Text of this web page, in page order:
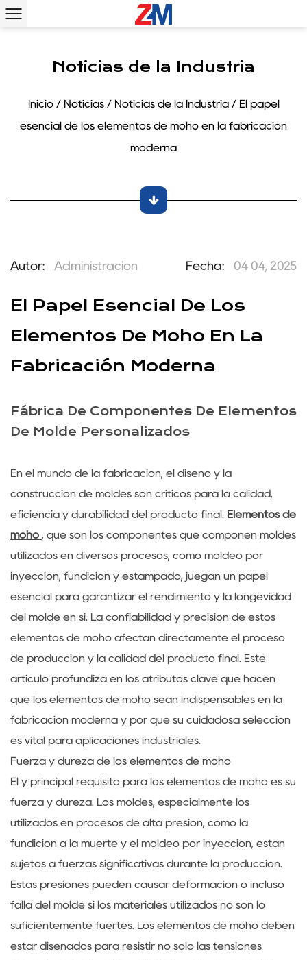
Noticias de la Industria
Inicio/ Noticias/ Noticias de la Industria/ El papel
esencial de los elementos de moho en la fabricación
moderna
Autor: Administración Fecha: 04 04, 2025
El Papel Esencial De Los
Elementos De Moho En La
Fabricación Moderna
Fábrica De Componentes De Elementos
De Molde Personalizados
En el mundo de la fabricación, el diseño y la
construcción de moldes son críticos para la calidad,
eficiencia y durabilidad del producto final. Elementos de
moho , que son los componentes que componen moldes
utilizados en diversos procesos, como moldeo por
inyección, fundición y estampado, juegan un papel
esencial para garantizar el rendimiento y la longevidad
del molde en sí. La confiabilidad y precisión de estos
elementos de moho afectan directamente el proceso
de producción y la calidad del producto final. Este
artículo profundiza en los atributos clave que hacen
que los elementos de moho sean indispensables en la
fabricación moderna y por qué su cuidadosa selección
es vital para aplicaciones industriales.
Fuerza y ​​dureza de los elementos de moho
El y principal requisito para los elementos de moho es su
fuerza y ​​dureza. Los moldes, especialmente los
utilizados en procesos de alta presión, como la
fundición a la muerte y el moldeo por inyección, están
sujetos a fuerzas significativas durante la producción.
Estas presiones pueden causar deformación o incluso
falla del molde si los materiales utilizados no son lo
suficientemente fuertes. Los elementos de moho deben
estar diseñados para resistir no solo las tensiones